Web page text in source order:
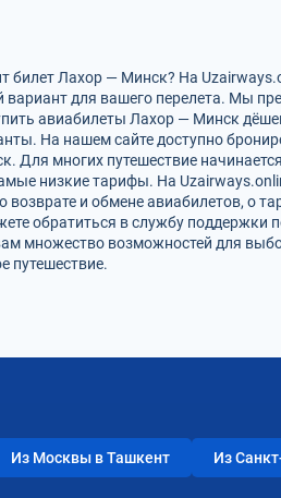
билет Лахор — Минск? На
для вашего перелета. Мы
авиабилеты Лахор — Минск
На нашем сайте доступно
Для многих путешествие
низкие тарифы. На
возврате и обмене авиабилетов, о
обратиться в службу поддержки
множество возможностей для
путешествие.
Из Москвы в Ташкент Из